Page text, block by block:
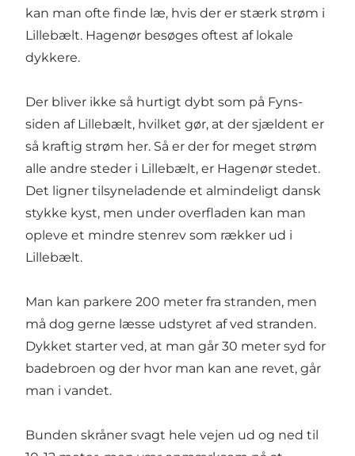
kan man ofte finde læ, hvis der er stærk strøm i
Lillebælt. Hagenør besøges oftest af lokale
dykkere.
Der bliver ikke så hurtigt dybt som på Fyns-
siden af Lillebælt, hvilket gør, at der sjældent er
så kraftig strøm her. Så er der for meget strøm
alle andre steder i Lillebælt, er Hagenør stedet.
Det ligner tilsyneladende et almindeligt dansk
stykke kyst, men under overfladen kan man
opleve et mindre stenrev som rækker ud i
Lillebælt.
Man kan parkere 200 meter fra stranden, men
må dog gerne læsse udstyret af ved stranden.
Dykket starter ved, at man går 30 meter syd for
badebroen og der hvor man kan ane revet, går
man i vandet.
Bunden skråner svagt hele vejen ud og ned til